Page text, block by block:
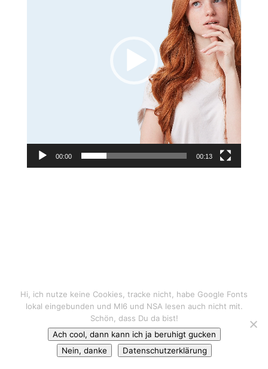
00:00 00:13
Hi, ich nutze keine Cookies, tracke nicht, habe Google Fonts
lokal eingebunden und MI6 und NSA lesen auch nicht mit.
Schön, dass Du da bist!
Ach cool, dann kann ich ja beruhigt gucken
Nein, danke
Datenschutzerklärung